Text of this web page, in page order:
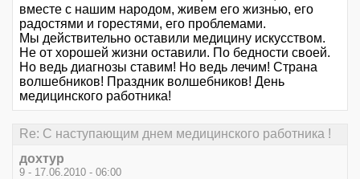
вместе с нашим народом, живем его жизнью, его
радостями и горестями, его проблемами.
Мы действительно оставили медицину искусством.
Не от хорошей жизни оставили. По бедности своей.
Но ведь диагнозы ставим! Но ведь лечим! Страна
волшебников! Праздник волшебников! День
медицинского работника!
Re: С наступающим днем медицинского работника !
дохтур
9 - 17.06.2010 - 06:00